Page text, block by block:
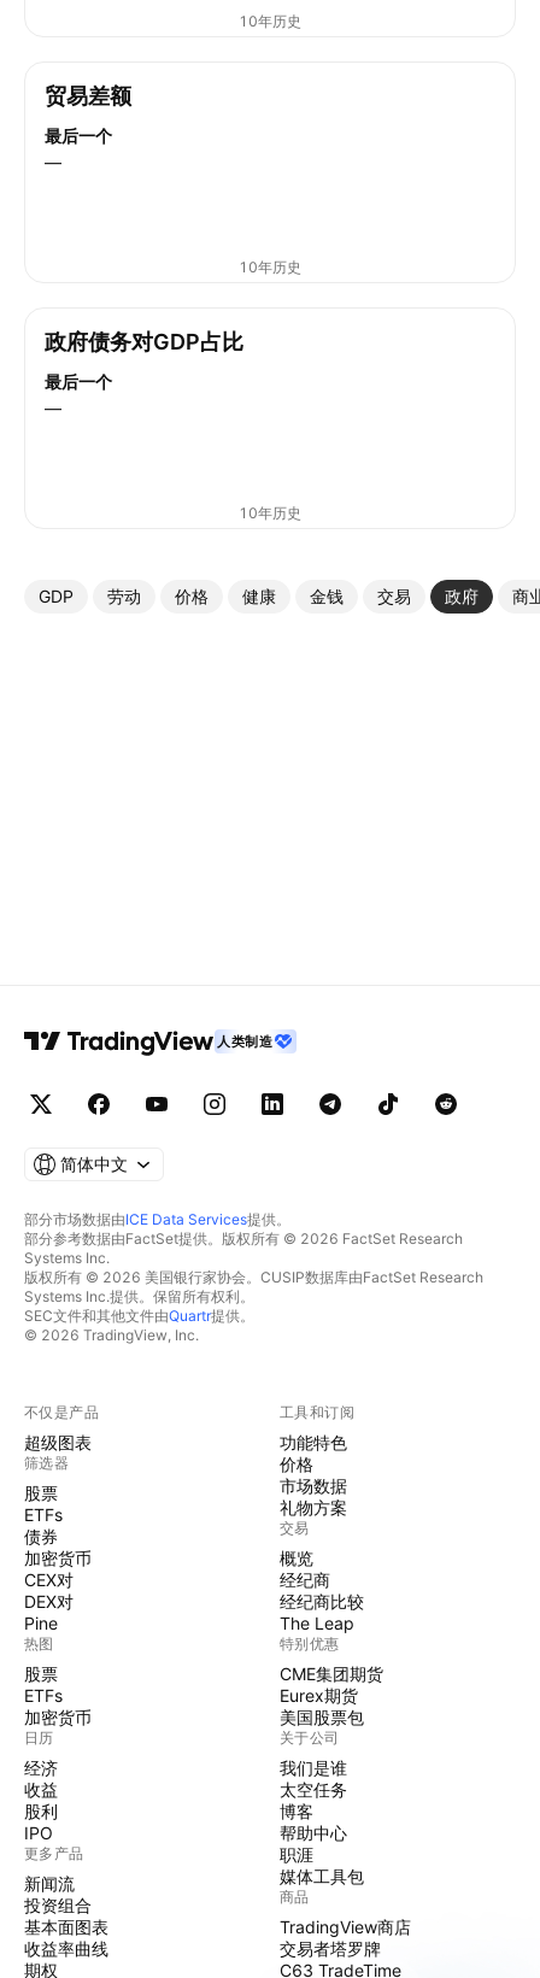
10年历史
贸易差额
最后一个
—
10年历史
政府债务对GDP占比
最后一个
—
10年历史
GDP 劳动 价格 健康 金钱 交易 政府 商
更多
人类制造
简体中文
部分市场数据由ICE Data Services提供。
部分参考数据由FactSet提供。版权所有 © 2026 FactSet Research
Systems Inc.
版权所有 © 2026 美国银行家协会。CUSIP数据库由FactSet Research
Systems Inc.提供。保留所有权利。
SEC文件和其他文件由Quartr提供。
© 2026 TradingView, Inc.
不仅是产品
超级图表
筛选器
股票
ETFs
债券
加密货币
CEX对
DEX对
Pine
热图
股票
ETFs
加密货币
日历
经济
收益
股利
IPO
更多产品
新闻流
投资组合
基本面图表
收益率曲线
期权
工具和订阅
功能特色
价格
市场数据
礼物方案
交易
概览
经纪商
经纪商比较
The Leap
特别优惠
CME集团期货
Eurex期货
美国股票包
关于公司
我们是谁
太空任务
博客
帮助中心
职涯
媒体工具包
商品
TradingView商店
交易者塔罗牌
C63 TradeTime